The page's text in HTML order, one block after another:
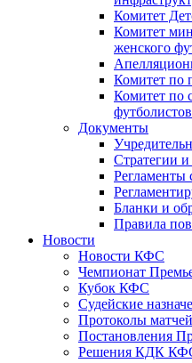
Комитет
Комитет
женского
Комитет по
Комитет по
футболистов
Документы
Стратегии
Бланки и
Правила
Новости
Новости КФС
Чемпионат
Кубок КФС
Судейские
Протоколы матчей
Постановления
Решения КДК